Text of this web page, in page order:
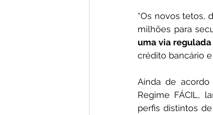
“Os novos tetos,
milhões para
uma via
crédito bancário
Ainda de
Regime FÁCIL,
perfis distintos de